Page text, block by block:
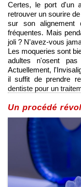
Certes, le port d'un appareil dentaire est bien pratique pour
retrouver un sourire
sur son
fréquentes. Mais
joli ? N'avez-vous
Les moqueries sont
adultes n'osent
Actuellement,
il suffit de prendre
dentiste pour un
Un procédé